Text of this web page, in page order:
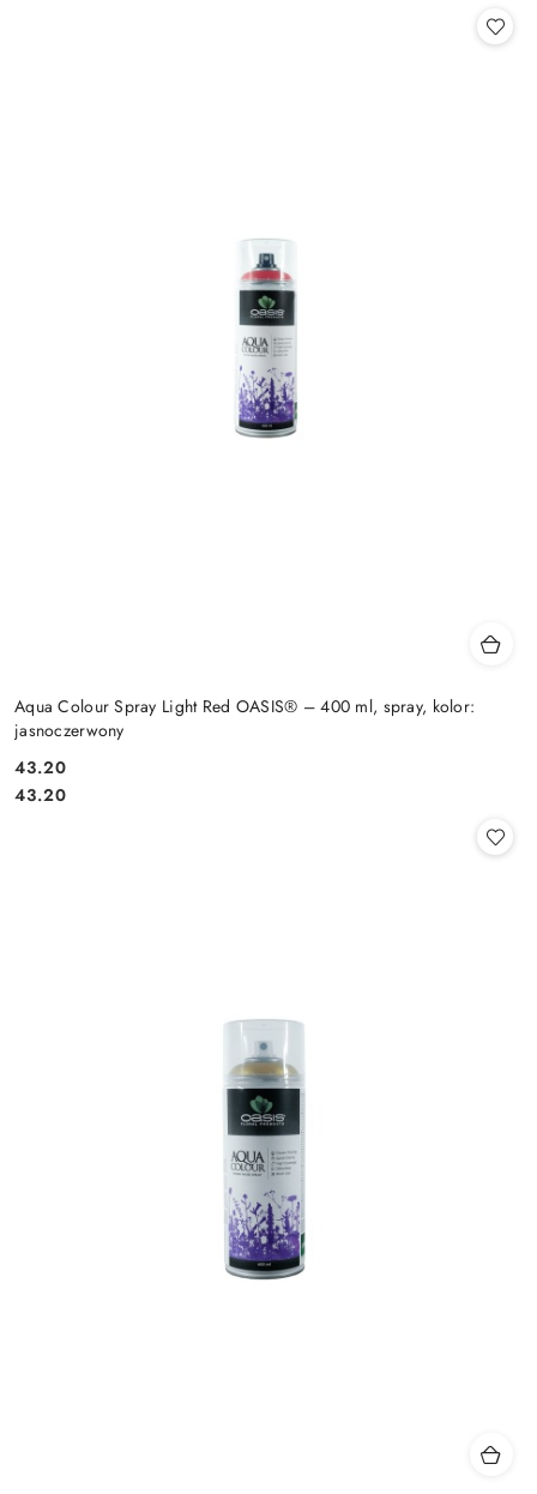
Aqua Colour Spray Light Red OASIS® – 400 ml, spray, kolor:
jasnoczerwony
Cena:
43.20
Cena:
43.20